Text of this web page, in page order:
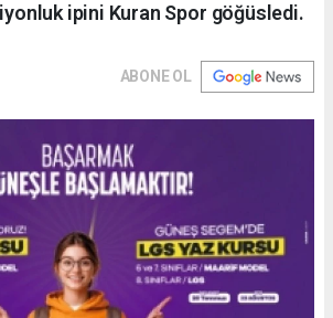
ipini Kuran Spor göğüsledi.
ABONE OL